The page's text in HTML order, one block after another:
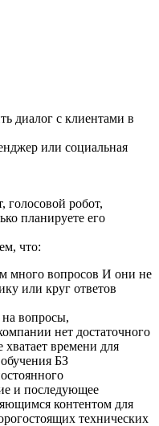
диалог с клиентами в
или социальная
голосовой робот,
планируете его
что:
много вопросов И они не
или круг ответов
вопросы,
нет достаточного
времени для
БЗ
и последующее
контентом для
технических